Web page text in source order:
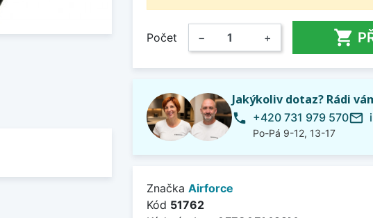
Počet − + 
Jakýkoliv dotaz? Rádi
phone +420 731 979 570
Po-Pá 9-12, 13-17
mail_outline
Značka Airforce
Kód 51762